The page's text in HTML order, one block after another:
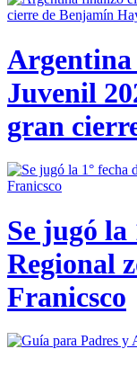
Juvenil
gran
Se jugó
Regional
Franicsco